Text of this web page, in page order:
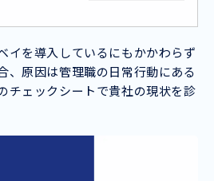
ないでしょう
した。
イを導入しているにもかかわらず
、原因は管理職の日常行動にある
チェックシートで貴社の現状を診